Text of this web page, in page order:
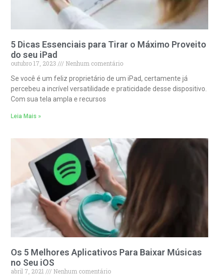
5 Dicas Essenciais para Tirar o Máximo Proveito
do seu iPad
outubro 17, 2023
Nenhum comentário
Se você é um feliz proprietário de um iPad, certamente já
percebeu a incrível versatilidade e praticidade desse dispositivo.
Com sua tela ampla e recursos
Leia Mais »
Os 5 Melhores Aplicativos Para Baixar Músicas
no Seu iOS
abril 7, 2021
Nenhum comentário